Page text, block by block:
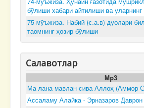
бўлиши хабари айтилиши ва
75-мўъжиза. Набий (с.а.в) дуолари
таомнинг ҳозир бўлиши
Салавотлар
Mp3
Ма лана мавлан сива Аллоҳ (Аммор
Ассаламу Алайка - Эрназаров Даврон